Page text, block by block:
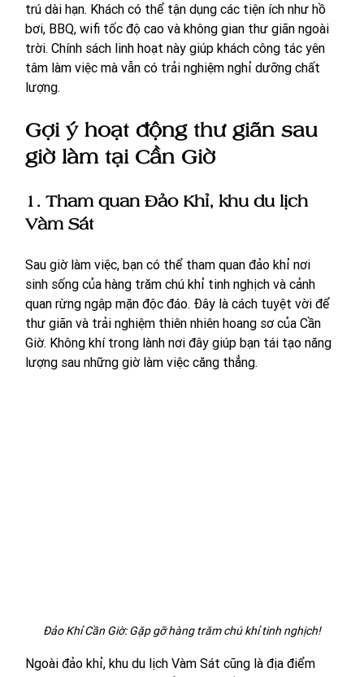
trú dài hạn. Khách có thể tận dụng các tiện ích như hồ
bơi, BBQ, wifi tốc độ cao và không gian thư giãn ngoài
trời. Chính sách linh hoạt này giúp khách công tác yên
tâm làm việc mà vẫn có trải nghiệm nghỉ dưỡng chất
lượng.
Gợi ý hoạt động thư giãn sau
giờ làm tại Cần Giờ
1. Tham quan Đảo Khỉ, khu du lịch
Vàm Sát
Sau giờ làm việc, bạn có thể tham quan đảo khỉ nơi
sinh sống của hàng trăm chú khỉ tinh nghịch và cảnh
quan rừng ngập mặn độc đáo. Đây là cách tuyệt vời để
thư giãn và trải nghiệm thiên nhiên hoang sơ của Cần
Giờ. Không khí trong lành nơi đây giúp bạn tái tạo năng
lượng sau những giờ làm việc căng thẳng.
Đảo Khỉ Cần Giờ: Gặp gỡ hàng trăm chú khỉ tinh nghịch!
Ngoài đảo khỉ, khu du lịch Vàm Sát cũng là địa điểm